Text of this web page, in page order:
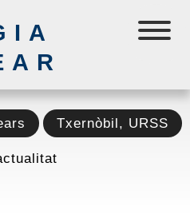
Txernòbil, URSS